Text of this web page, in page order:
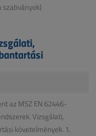
az MSZ EN 62446-
Vizsgálati,
követelmények. 1.